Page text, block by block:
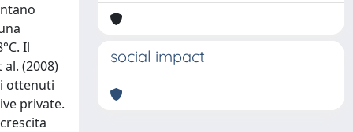
Il
(2008)
ottenuti
private.
social impact